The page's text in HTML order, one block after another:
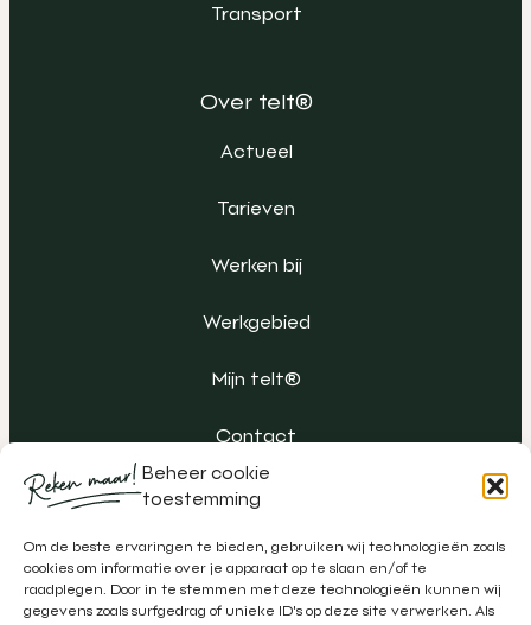
Beheer cookie
toestemming
Om de beste ervaringen te bieden, gebruiken wij technologieën zoals
cookies om informatie over je apparaat op te slaan en/of te
raadplegen. Door in te stemmen met deze technologieën kunnen wij
gegevens zoals surfgedrag of unieke ID's op deze site verwerken. Als
Transport
Over telt®
Actueel
Tarieven
Werken bij
Werkgebied
Mijn telt®
Contact